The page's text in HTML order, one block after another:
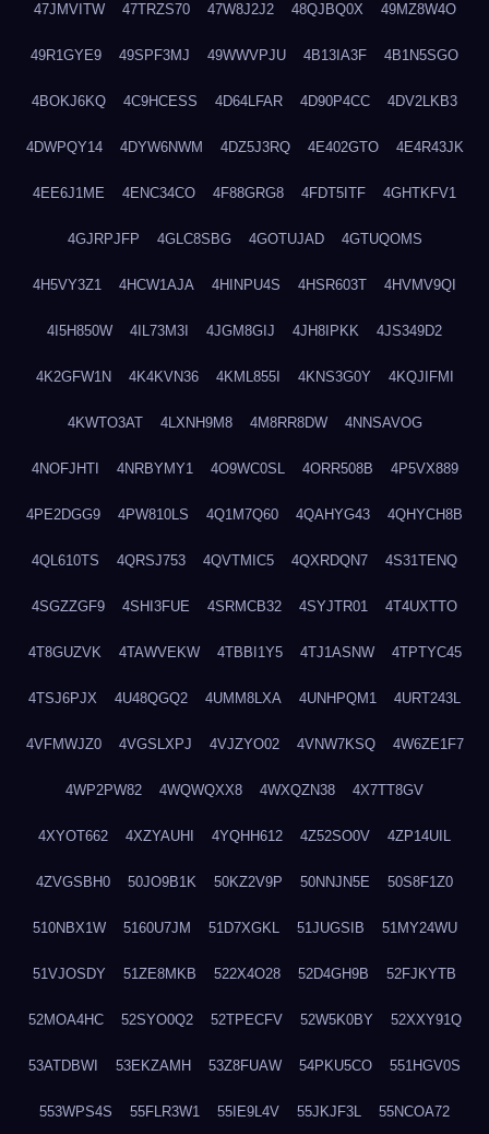
47JMVITW 47TRZS70 47W8J2J2 48QJBQ0X 49MZ8W4O
49R1GYE9 49SPF3MJ 49WWVPJU 4B13IA3F 4B1N5SGO
4BOKJ6KQ 4C9HCESS 4D64LFAR 4D90P4CC 4DV2LKB3
4DWPQY14 4DYW6NWM 4DZ5J3RQ 4E402GTO 4E4R43JK
4EE6J1ME 4ENC34CO 4F88GRG8 4FDT5ITF 4GHTKFV1
4GJRPJFP 4GLC8SBG 4GOTUJAD 4GTUQOMS
4H5VY3Z1 4HCW1AJA 4HINPU4S 4HSR603T 4HVMV9QI
4I5H850W 4IL73M3I 4JGM8GIJ 4JH8IPKK 4JS349D2
4K2GFW1N 4K4KVN36 4KML855I 4KNS3G0Y 4KQJIFMI
4KWTO3AT 4LXNH9M8 4M8RR8DW 4NNSAVOG
4NOFJHTI 4NRBYMY1 4O9WC0SL 4ORR508B 4P5VX889
4PE2DGG9 4PW810LS 4Q1M7Q60 4QAHYG43 4QHYCH8B
4QL610TS 4QRSJ753 4QVTMIC5 4QXRDQN7 4S31TENQ
4SGZZGF9 4SHI3FUE 4SRMCB32 4SYJTR01 4T4UXTTO
4T8GUZVK 4TAWVEKW 4TBBI1Y5 4TJ1ASNW 4TPTYC45
4TSJ6PJX 4U48QGQ2 4UMM8LXA 4UNHPQM1 4URT243L
4VFMWJZ0 4VGSLXPJ 4VJZYO02 4VNW7KSQ 4W6ZE1F7
4WP2PW82 4WQWQXX8 4WXQZN38 4X7TT8GV
4XYOT662 4XZYAUHI 4YQHH612 4Z52SO0V 4ZP14UIL
4ZVGSBH0 50JO9B1K 50KZ2V9P 50NNJN5E 50S8F1Z0
510NBX1W 5160U7JM 51D7XGKL 51JUGSIB 51MY24WU
51VJOSDY 51ZE8MKB 522X4O28 52D4GH9B 52FJKYTB
52MOA4HC 52SYO0Q2 52TPECFV 52W5K0BY 52XXY91Q
53ATDBWI 53EKZAMH 53Z8FUAW 54PKU5CO 551HGV0S
553WPS4S 55FLR3W1 55IE9L4V 55JKJF3L 55NCOA72